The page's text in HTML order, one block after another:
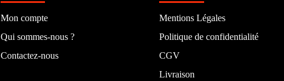
Mon compte
Qui sommes-nous ?
Contactez-nous
Mentions Légales
Politique de confidentialité
CGV
Livraison